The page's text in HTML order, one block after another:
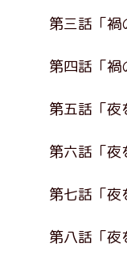
第三話「禍
第四話「禍
第五話「夜
第六話「夜
第七話「夜
第八話「夜